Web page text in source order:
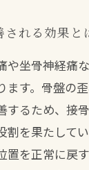
れる効果と
や坐骨神経痛
ます。骨盤の
するため、接
割を果たして
置を正常に戻